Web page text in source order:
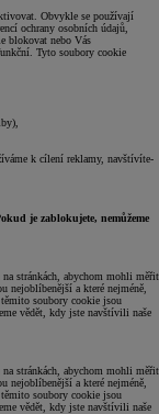
Obvykle se používají
ochrany osobních údajů,
blokovat nebo Vás
Tyto soubory cookie
k cílení reklamy, navštívíte-
je zablokujete, nemůžeme
stránkách, abychom mohli měřit
nejoblíbenější a které nejméně,
soubory cookie jsou
vědět, kdy jste navštívili naše
stránkách, abychom mohli měřit
nejoblíbenější a které nejméně,
soubory cookie jsou
vědět, kdy jste navštívili naše